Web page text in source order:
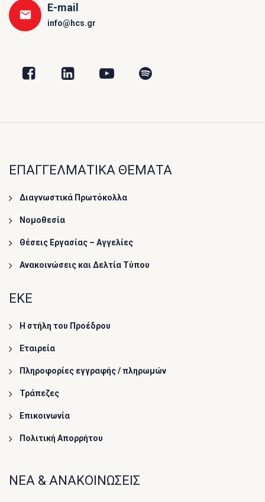
E-mail
info@hcs.gr
ΕΠΑΓΓΕΛΜΑΤΙΚΑ ΘΕΜΑΤΑ
Διαγνωστικά Πρωτόκολλα
Νομοθεσία
Θέσεις Εργασίας – Αγγελίες
Ανακοινώσεις και Δελτία Τύπου
ΕΚΕ
Η στήλη του Προέδρου
Εταιρεία
Πληροφορίες εγγραφής / πληρωμών
Τράπεζες
Επικοινωνία
Πολιτική Απορρήτου
ΝΕΑ & ΑΝΑΚΟΙΝΩΣΕΙΣ